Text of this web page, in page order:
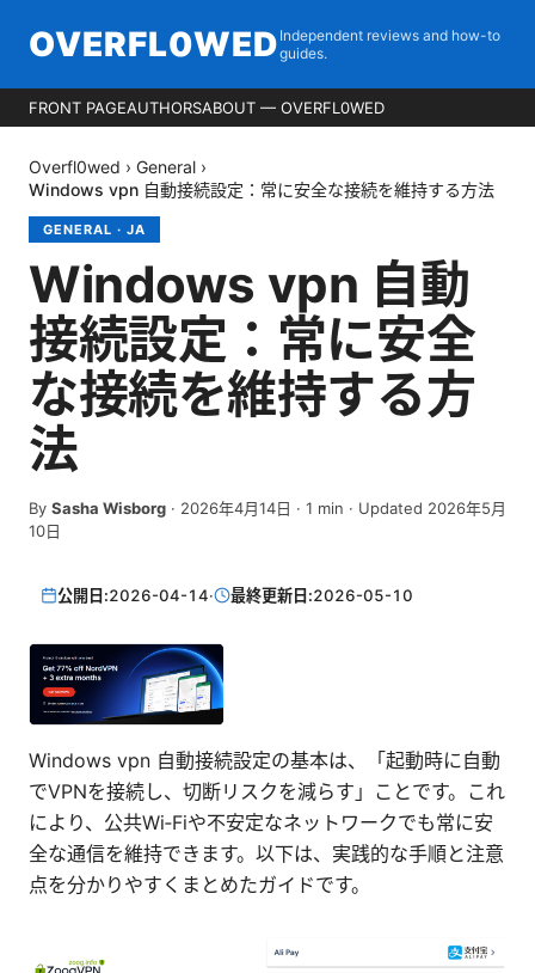
OVERFL0WED Independent reviews and how-to
guides.
FRONT PAGEAUTHORSABOUT — OVERFL0WED
Overfl0wed › General ›
Windows vpn 自動接続設定：常に安全な接続を維持する方法
GENERAL · JA
Windows vpn 自動
接続設定：常に安全
な接続を維持する方
法
By Sasha Wisborg · 2026年4月14日 · 1 min · Updated 2026年5月
10日
公開日:2026-04-14· 最終更新日:2026-05-10
Windows vpn 自動接続設定の基本は、「起動時に自動
でVPNを接続し、切断リスクを減らす」ことです。これ
により、公共Wi‑Fiや不安定なネットワークでも常に安
全な通信を維持できます。以下は、実践的な手順と注意
点を分かりやすくまとめたガイドです。